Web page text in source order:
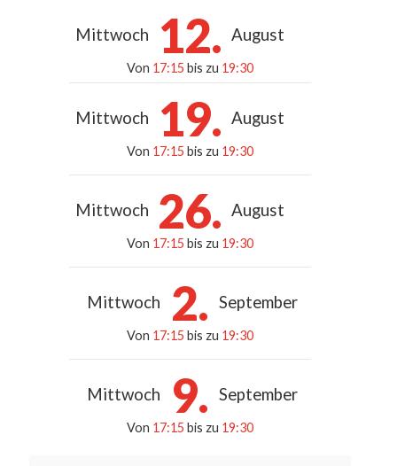
Mittwoch 12. August
Von 17:15 bis zu 19:30
Mittwoch 19. August
Von 17:15 bis zu 19:30
Mittwoch 26. August
Von 17:15 bis zu 19:30
Mittwoch 2. September
Von 17:15 bis zu 19:30
Mittwoch 9. September
Von 17:15 bis zu 19:30